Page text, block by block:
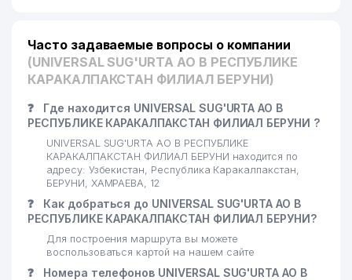
Часто задаваемые вопросы о компании
(UNIVERSAL SUG'URTA АО В РЕСПУБЛИКЕ
КАРАКАЛПАКСТАН ФИЛИАЛ БЕРУНИ)
❓
Где находится UNIVERSAL SUG'URTA АО В
РЕСПУБЛИКЕ КАРАКАЛПАКСТАН ФИЛИАЛ БЕРУНИ ?
UNIVERSAL SUG'URTA АО В РЕСПУБЛИКЕ
КАРАКАЛПАКСТАН ФИЛИАЛ БЕРУНИ находится по
адресу: Узбекистан, Республика Каракалпакстан,
БЕРУНИ, ХАМРАЕВА, 12
❓
Как добраться до UNIVERSAL SUG'URTA АО В
РЕСПУБЛИКЕ КАРАКАЛПАКСТАН ФИЛИАЛ БЕРУНИ?
Для построения маршрута вы можете
воспользоваться картой на нашем сайте
❓
Номера телефонов UNIVERSAL SUG'URTA АО В